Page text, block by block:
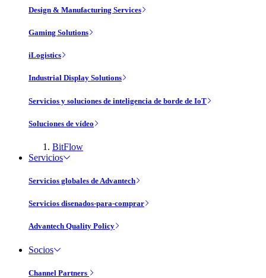
Design & Manufacturing Services
Gaming Solutions
iLogistics
Industrial Display Solutions
Servicios y soluciones de inteligencia de borde de IoT
Soluciones de vídeo
BitFlow
Servicios
Servicios globales de Advantech
Servicios disenados-para-comprar
Advantech Quality Policy
Socios
Channel Partners